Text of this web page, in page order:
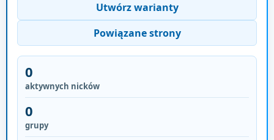
Utwórz warianty
Powiązane strony
0
aktywnych nicków
0
grupy